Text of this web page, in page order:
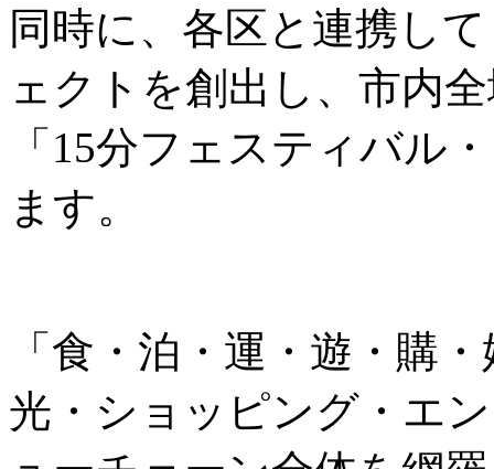
同時に、各区と連携し
ェクトを創出し、市内
「15分フェスティバル
ます。
「食・泊・運・遊・購
光・ショッピング・エ